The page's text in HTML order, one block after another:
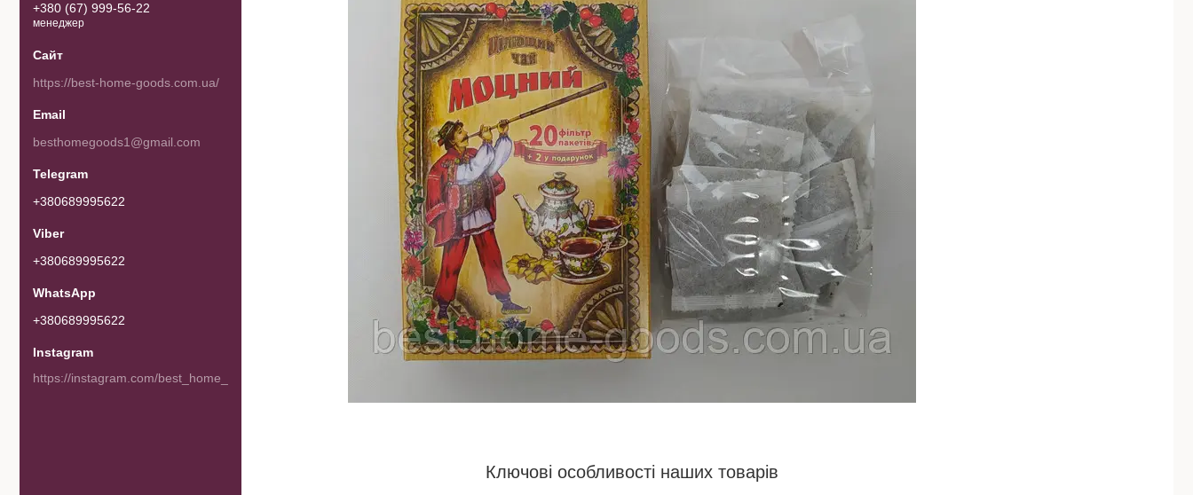
Ключові особливості наших товарів
+380 (67) 999-56-22
менеджер
https://best-home-goods.com.ua/
besthomegoods1@gmail.com
+380689995622
+380689995622
+380689995622
Instagram
https://instagram.com/best_home_goods